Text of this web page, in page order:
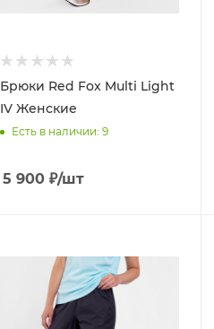
Брюки Red Fox Multi Light
IV Женские
Есть в наличии: 9
5 900 ₽/шт